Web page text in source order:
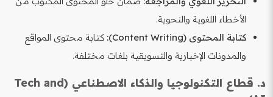
الأخطاء اللغوية والنحوية.
كتابة المحتوى (Content Writing):
كتابة محتوى المواقع
والمدونات الإخبارية والتسويقية بلغات مختلفة.
د. قطاع التكنولوجيا والذكاء الاصطناعي (Tech and